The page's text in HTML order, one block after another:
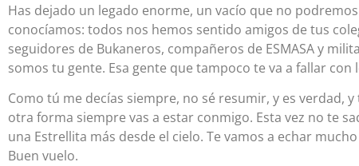
Has dejado un legado enorme, un vacío que no
conocíamos: todos nos hemos sentido amigos de tus
seguidores de Bukaneros, compañeros de ESMASA y
somos tu gente. Esa gente que tampoco te va a fallar con
Como tú me decías siempre, no sé resumir, y es verdad,
otra forma siempre vas a estar conmigo. Esta vez no te
una Estrellita más desde el cielo. Te vamos a echar
Buen vuelo.